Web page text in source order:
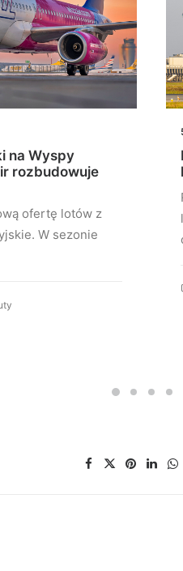
na Wyspy
rozbudowuje
ofertę lotów z
W sezonie